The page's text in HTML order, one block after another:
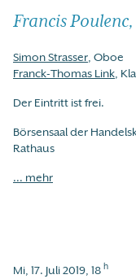
Francis
Simon Strasser, Oboe
Franck-Thomas Link,
Der Eintritt ist frei.
Börsensaal der
Rathaus
... mehr
Mi, 17. Juli 2019, 18 h